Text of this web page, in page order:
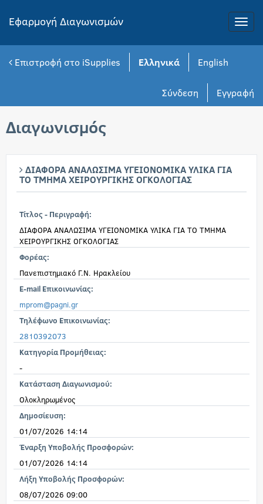
Toggle
Εφαρμογή Διαγωνισμών
Επιστροφή στο iSupplies Ελληνικά English
Εγγραφή
Σύνδεση
Διαγωνισμός
ΔΙΑΦΟΡΑ ΑΝΑΛΩΣΙΜΑ ΥΓΕΙΟΝΟΜΙΚΑ ΥΛΙΚΑ ΓΙΑ
ΤΟ ΤΜΗΜΑ ΧΕΙΡΟΥΡΓΙΚΗΣ ΟΓΚΟΛΟΓΙΑΣ
Τίτλος - Περιγραφή:
ΔΙΑΦΟΡΑ ΑΝΑΛΩΣΙΜΑ ΥΓΕΙΟΝΟΜΙΚΑ ΥΛΙΚΑ ΓΙΑ ΤΟ ΤΜΗΜΑ
ΧΕΙΡΟΥΡΓΙΚΗΣ ΟΓΚΟΛΟΓΙΑΣ
Φορέας:
Πανεπιστημιακό Γ.Ν. Ηρακλείου
E-mail Επικοινωνίας:
mprom@pagni.gr
Τηλέφωνο Επικοινωνίας:
2810392073
Κατηγορία Προμήθειας:
-
Κατάσταση Διαγωνισμού:
Ολοκληρωμένος
Δημοσίευση:
01/07/2026 14:14
Έναρξη Υποβολής Προσφορών:
01/07/2026 14:14
Λήξη Υποβολής Προσφορών:
08/07/2026 09:00